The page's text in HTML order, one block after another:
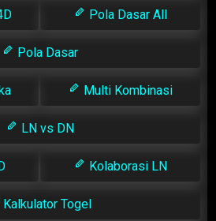
Pola Dasar All
Pola Dasar
Multi Kombinasi
LN vs DN
Kolaborasi LN
Kalkulator Togel